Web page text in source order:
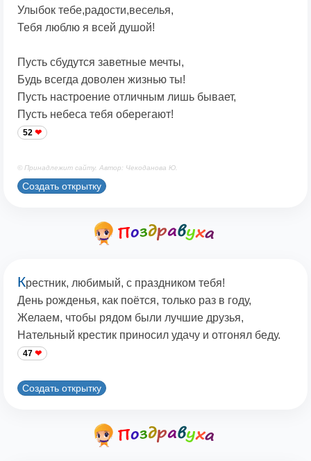
Улыбок тебе,радости,веселья,
Тебя люблю я всей душой!
Пусть сбудутся заветные мечты,
Будь всегда доволен жизнью ты!
Пусть настроение отличным лишь бывает,
Пусть небеса тебя оберегают!
52
© Принадлежит сайту. Автор: Чекоданова Ю.
Создать открытку
Крестник, любимый, с праздником тебя!
День рожденья, как поётся, только раз в году,
Желаем, чтобы рядом были лучшие друзья,
Нательный крестик приносил удачу и отгонял беду.
47
Создать открытку